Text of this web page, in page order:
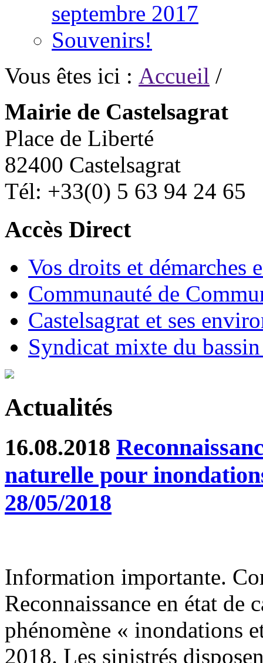
septembre 2017
Souvenirs!
Vous êtes ici : Accueil /
Mairie de Castelsagrat
Place de Liberté
82400 Castelsagrat
Tél: +33(0) 5 63 94 24 65
Accès Direct
Vos droits et démarches
Communauté de
Castelsagrat et ses
Syndicat mixte du
Actualités
16.08.2018
naturelle pour
28/05/2018
Information importante.
Reconnaissance en état de
phénomène « inondations
2018. Les sinistrés